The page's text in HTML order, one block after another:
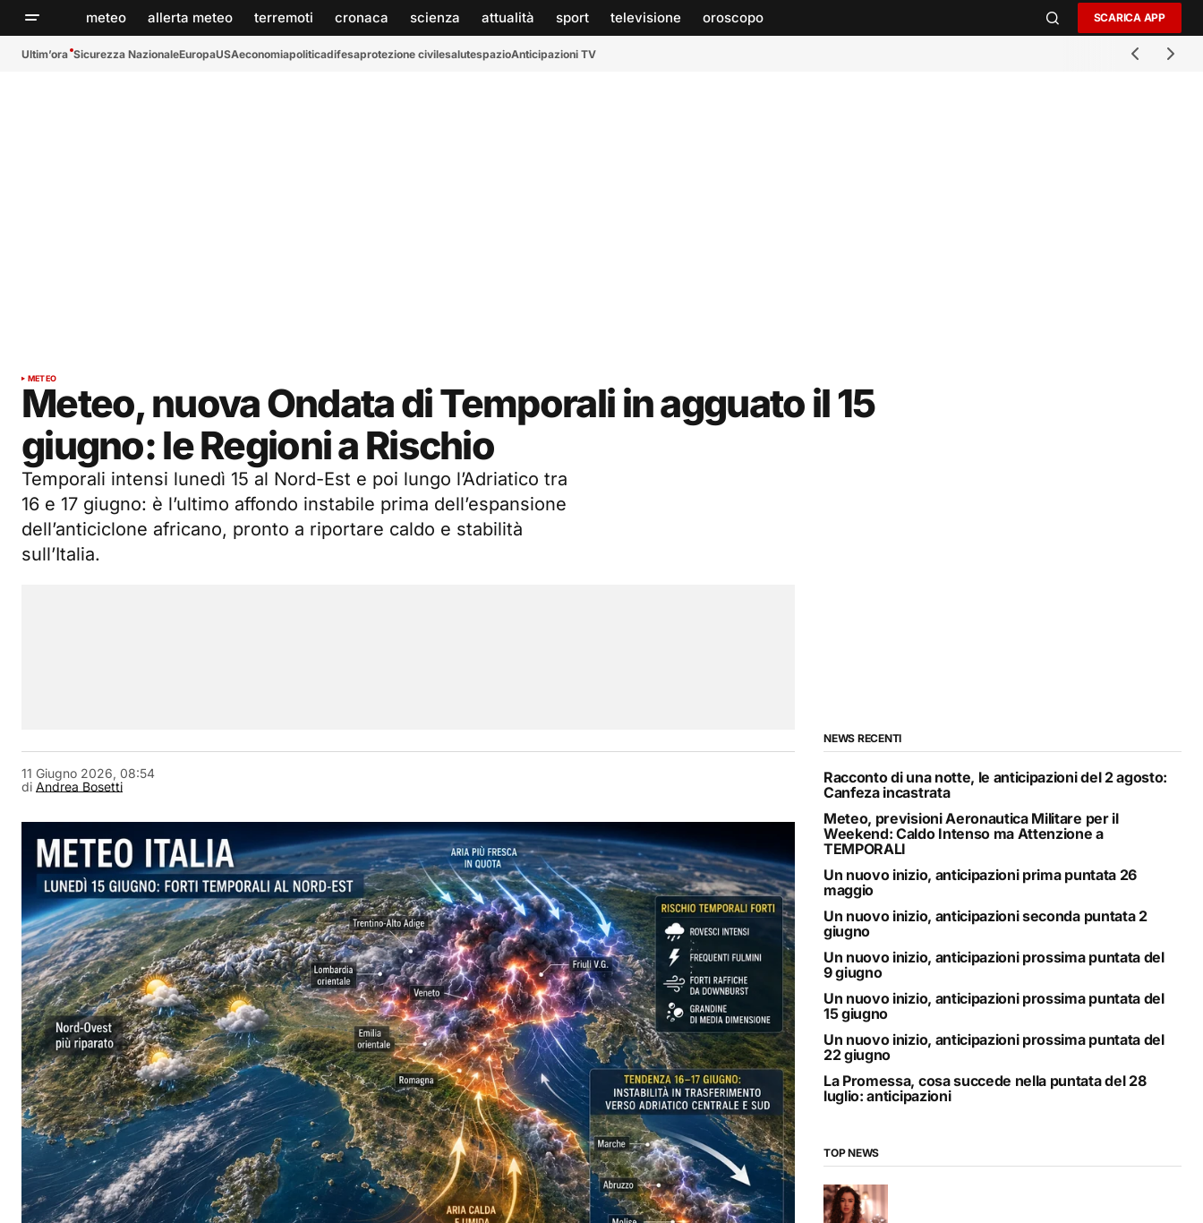
meteo allerta meteo terremoti cronaca scienza attualità sport televisione oroscopo SCARICA APP
Ultim’ora Sicurezza NazionaleEuropaUSAeconomiapoliticadifesaprotezione civilesalutespazioAnticipazioni TV
METEO
Meteo, nuova Ondata di Temporali in agguato il 15
giugno: le Regioni a Rischio
Temporali intensi lunedì 15 al Nord-Est e poi lungo l’Adriatico tra
16 e 17 giugno: è l’ultimo affondo instabile prima dell’espansione
dell’anticiclone africano, pronto a riportare caldo e stabilità
sull’Italia.
di Andrea Bosetti
11 Giugno 2026, 08:54
NEWS RECENTI
Racconto di una notte, le anticipazioni del 2 agosto:
Canfeza incastrata
Meteo, previsioni Aeronautica Militare per il
Weekend: Caldo Intenso ma Attenzione a
TEMPORALI
Un nuovo inizio, anticipazioni prima puntata 26
maggio
Un nuovo inizio, anticipazioni seconda puntata 2
giugno
Un nuovo inizio, anticipazioni prossima puntata del
9 giugno
Un nuovo inizio, anticipazioni prossima puntata del
15 giugno
Un nuovo inizio, anticipazioni prossima puntata del
22 giugno
La Promessa, cosa succede nella puntata del 28
luglio: anticipazioni
TOP NEWS